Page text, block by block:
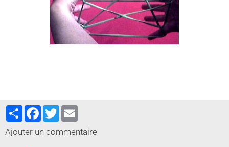
PartagerFacebook
Twitter
Ajouter un commentaire